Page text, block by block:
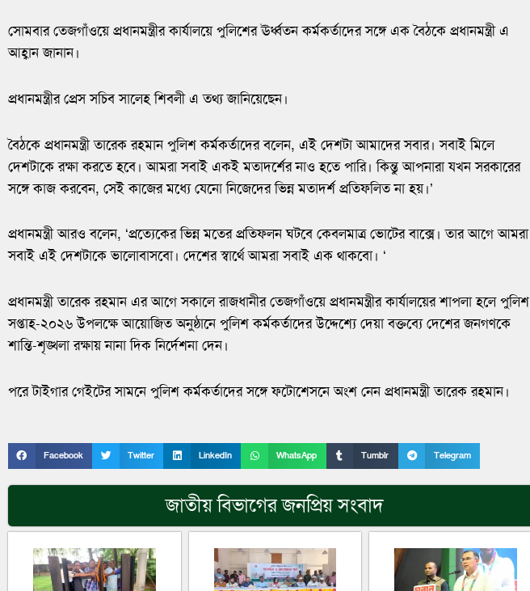
সোমবার তেজগাঁওয়ে প্রধানমন্ত্রীর কার্যালয়ে পুলিশের ঊর্ধ্বতন কর্মকর্তাদের সঙ্গে এক বৈঠকে প্রধানমন্ত্রী এ
আহ্বান জানান।
প্রধানমন্ত্রীর প্রেস সচিব সালেহ শিবলী এ তথ্য জানিয়েছেন।
বৈঠকে প্রধানমন্ত্রী তারেক রহমান পুলিশ কর্মকর্তাদের বলেন, এই দেশটা আমাদের সবার। সবাই মিলে
দেশটাকে রক্ষা করতে হবে। আমরা সবাই একই মতাদর্শের নাও হতে পারি। কিন্তু আপনারা যখন সরকারের
সঙ্গে কাজ করবেন, সেই কাজের মধ্যে যেনো নিজেদের ভিন্ন মতাদর্শ প্রতিফলিত না হয়।’
প্রধানমন্ত্রী আরও বলেন, ‘প্রত্যেকের ভিন্ন মতের প্রতিফলন ঘটবে কেবলমাত্র ভোটের বাক্সে। তার আগে আমরা
সবাই এই দেশটাকে ভালোবাসবো। দেশের স্বার্থে আমরা সবাই এক থাকবো। ‘
প্রধানমন্ত্রী তারেক রহমান এর আগে সকালে রাজধানীর তেজগাঁওয়ে প্রধানমন্ত্রীর কার্যালয়ের শাপলা হলে পুলিশ
সপ্তাহ-২০২৬ উপলক্ষে আয়োজিত অনুষ্ঠানে পুলিশ কর্মকর্তাদের উদ্দেশ্যে দেয়া বক্তব্যে দেশের জনগণকে
শান্তি-শৃঙ্খলা রক্ষায় নানা দিক নির্দেশনা দেন।
পরে টাইগার গেইটের সামনে পুলিশ কর্মকর্তাদের সঙ্গে ফটোশেসনে অংশ নেন প্রধানমন্ত্রী তারেক রহমান।
Facebook Twitter LinkedIn WhatsApp Tumblr Telegram
জাতীয়বিভাগের জনপ্রিয় সংবাদ